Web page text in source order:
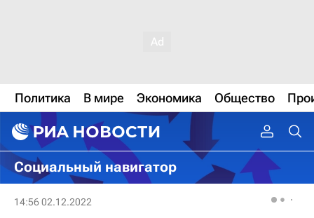
Политика В мире Экономика Общество
Социальный навигатор
14:56 02.12.2022